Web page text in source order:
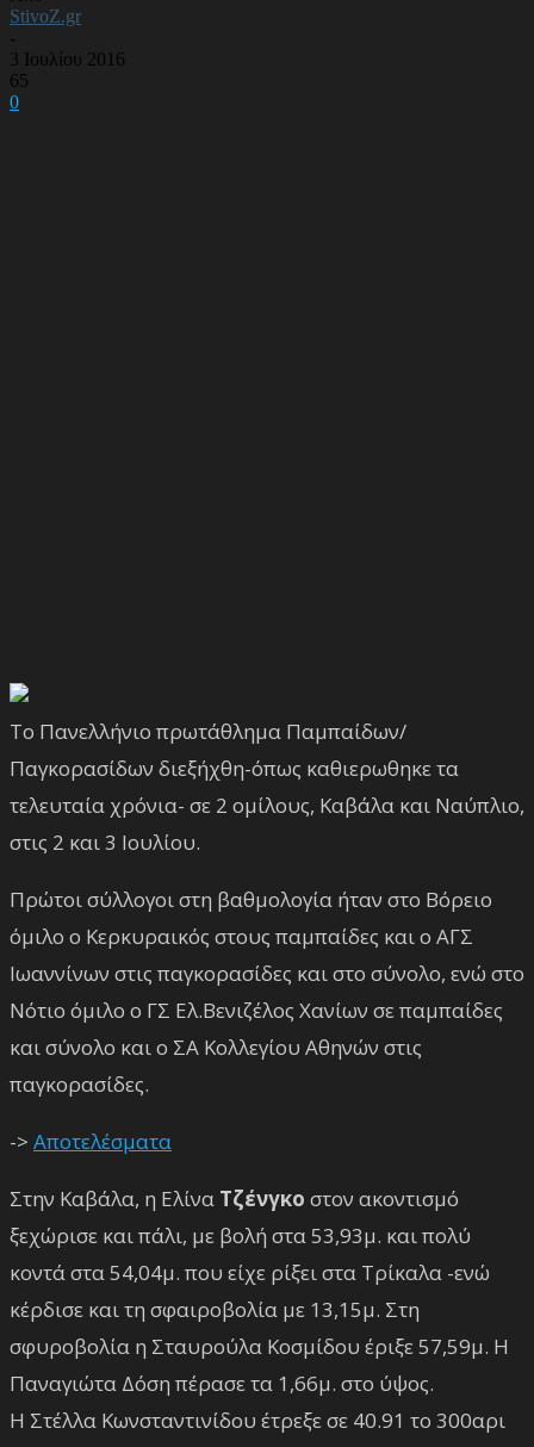
StivoZ.gr
-
3 Ιουλίου 2016
65
0
Το Πανελλήνιο πρωτάθλημα Παμπαίδων/
Παγκορασίδων διεξήχθη-όπως καθιερωθηκε τα
τελευταία χρόνια- σε 2 ομίλους, Καβάλα και Ναύπλιο,
στις 2 και 3 Ιουλίου.
Πρώτοι σύλλογοι στη βαθμολογία ήταν στο Βόρειο
όμιλο ο Κερκυραικός στους παμπαίδες και ο ΑΓΣ
Ιωαννίνων στις παγκορασίδες και στο σύνολο, ενώ στο
Νότιο όμιλο ο ΓΣ Ελ.Βενιζέλος Χανίων σε παμπαίδες
και σύνολο και ο ΣΑ Κολλεγίου Αθηνών στις
παγκορασίδες.
-> Αποτελέσματα
Στην Καβάλα, η Ελίνα Τζένγκο στον ακοντισμό
ξεχώρισε και πάλι, με βολή στα 53,93μ. και πολύ
κοντά στα 54,04μ. που είχε ρίξει στα Τρίκαλα -ενώ
κέρδισε και τη σφαιροβολία με 13,15μ. Στη
σφυροβολία η Σταυρούλα Κοσμίδου έριξε 57,59μ. Η
Παναγιώτα Δόση πέρασε τα 1,66μ. στο ύψος.
Η Στέλλα Κωνσταντινίδου έτρεξε σε 40.91 το 300αρι